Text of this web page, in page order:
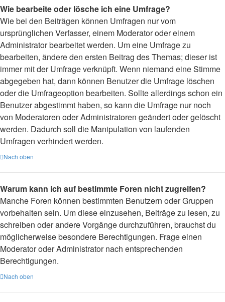
Wie bearbeite oder lösche ich eine Umfrage?
Wie bei den Beiträgen können Umfragen nur vom
ursprünglichen Verfasser, einem Moderator oder einem
Administrator bearbeitet werden. Um eine Umfrage zu
bearbeiten, ändere den ersten Beitrag des Themas; dieser ist
immer mit der Umfrage verknüpft. Wenn niemand eine Stimme
abgegeben hat, dann können Benutzer die Umfrage löschen
oder die Umfrageoption bearbeiten. Sollte allerdings schon ein
Benutzer abgestimmt haben, so kann die Umfrage nur noch
von Moderatoren oder Administratoren geändert oder gelöscht
werden. Dadurch soll die Manipulation von laufenden
Umfragen verhindert werden.
Nach oben
Warum kann ich auf bestimmte Foren nicht zugreifen?
Manche Foren können bestimmten Benutzern oder Gruppen
vorbehalten sein. Um diese einzusehen, Beiträge zu lesen, zu
schreiben oder andere Vorgänge durchzuführen, brauchst du
möglicherweise besondere Berechtigungen. Frage einen
Moderator oder Administrator nach entsprechenden
Berechtigungen.
Nach oben